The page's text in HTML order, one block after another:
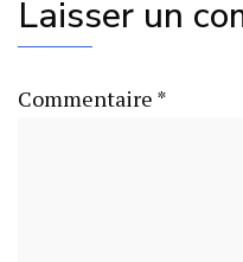
Laisser un
Commentaire *